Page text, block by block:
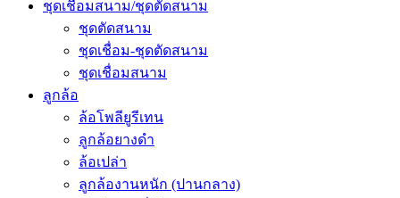
ชุดเชื่อมสนาม/ชุดตัดสนาม
ชุดตัดสนาม
ชุดเชื่อม-ชุดตัดสนาม
ชุดเชื่อมสนาม
ลูกล้อ
ล้อโพลียูรีเทน
ลูกล้อยางดำ
ล้อเปล่า
ลูกล้องานหนัก (ปานกลาง)